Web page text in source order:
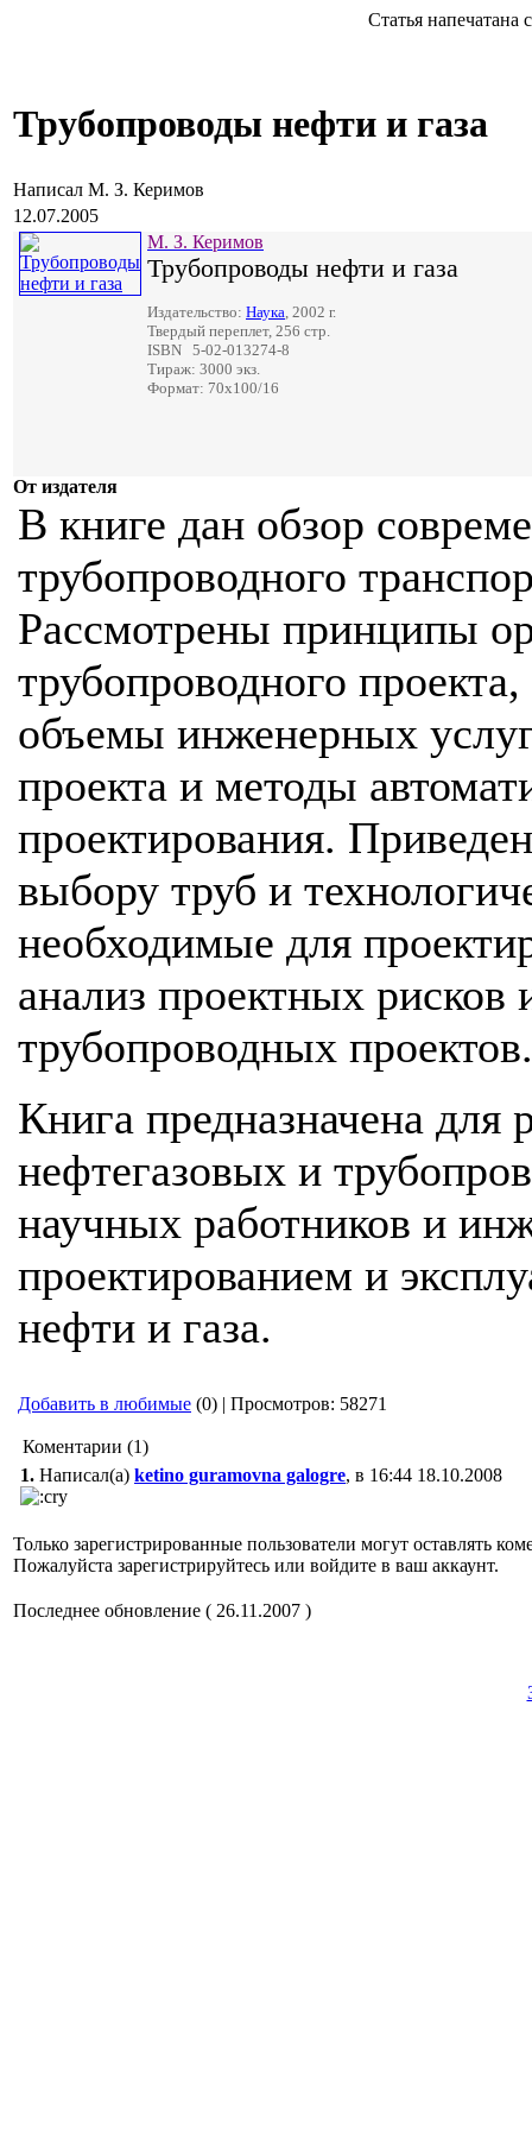
Статья напечатана
Трубопроводы нефти и газа
Написал М. З. Керимов
12.07.2005
М. З. Керимов
Трубопроводы нефти и газа
Издательство: Наука, 2002 г.
Твердый переплет, 256 стр.
ISBN 5-02-013274-8
Тираж: 3000 экз.
Формат: 70x100/16
От издателя
В книге дан обзор
трубопроводного
Рассмотрены принципы
трубопроводного
объемы инженерных
проекта и методы
проектирования.
выбору труб и
необходимые для
анализ проектных
трубопроводных проектов.
Книга предназначена для
нефтегазовых и
научных работников и
проектированием и
нефти и газа.
Добавить в любимые (0) | Просмотров: 58271
Коментарии (1)
1. Написал(а) ketino guramovna galogre, в 16:44 18.10.2008
Только зарегистрированные пользователи могут оставлять
Пожалуйста зарегистрируйтесь или войдите в ваш аккаунт.
Последнее обновление ( 26.11.2007 )